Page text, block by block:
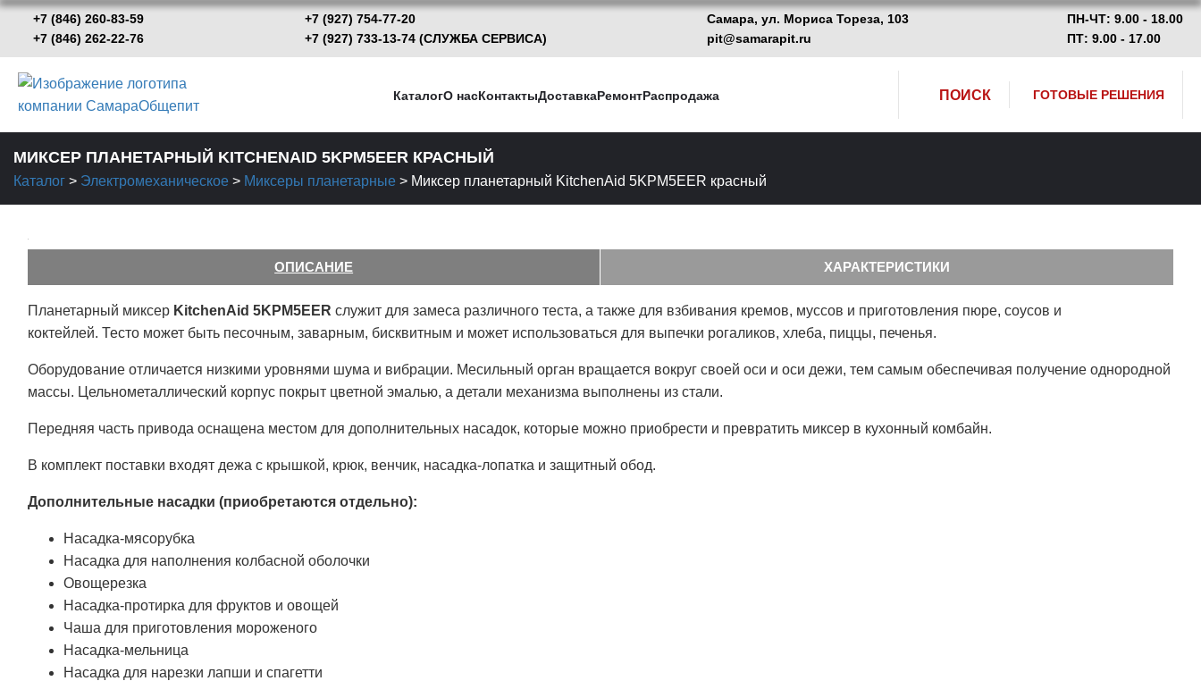
+7 (846) 260-83-59
+7 (846) 262-22-76
+7 (927) 754-77-20
+7 (927) 733-13-74 (CЛУЖБА СЕРВИСА)
Самара, ул. Мориса Тореза, 103
pit@samarapit.ru
ПН-ЧТ: 9.00 - 18.00
ПТ: 9.00 - 17.00
КаталогО насКонтактыДоставкаРемонтРаспродажа ПОИСК ГОТОВЫЕ РЕШЕНИЯ
МИКСЕР ПЛАНЕТАРНЫЙ KITCHENAID 5KPM5EER КРАСНЫЙ
Каталог > Электромеханическое > Миксеры планетарные > Миксер планетарный KitchenAid 5KPM5EER красный
ОПИСАНИЕ ХАРАКТЕРИСТИКИ
Планетарный миксер KitchenAid 5KPM5EER служит для замеса различного теста, а также для взбивания кремов, муссов и приготовления пюре, соусов и
коктейлей. Тесто может быть песочным, заварным, бисквитным и может использоваться для выпечки рогаликов, хлеба, пиццы, печенья.
Оборудование отличается низкими уровнями шума и вибрации. Месильный орган вращается вокруг своей оси и оси дежи, тем самым обеспечивая получение однородной
массы. Цельнометаллический корпус покрыт цветной эмалью, а детали механизма выполнены из стали.
Передняя часть привода оснащена местом для дополнительных насадок, которые можно приобрести и превратить миксер в кухонный комбайн.
В комплект поставки входят дежа с крышкой, крюк, венчик, насадка-лопатка и защитный обод.
Дополнительные насадки (приобретаются отдельно):
Насадка-мясорубка
Насадка для наполнения колбасной оболочки
Овощерезка
Насадка-протирка для фруктов и овощей
Чаша для приготовления мороженого
Насадка-мельница
Насадка для нарезки лапши и спагетти